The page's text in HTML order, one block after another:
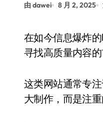
由 dawei 8 月 2, 2025
在如今信息爆炸的时代，获取优质资源变得越来越容易。小成本精品站应运而生，成为许多用户
寻找高质量内容的
这类网站通常专
大制作，而是注